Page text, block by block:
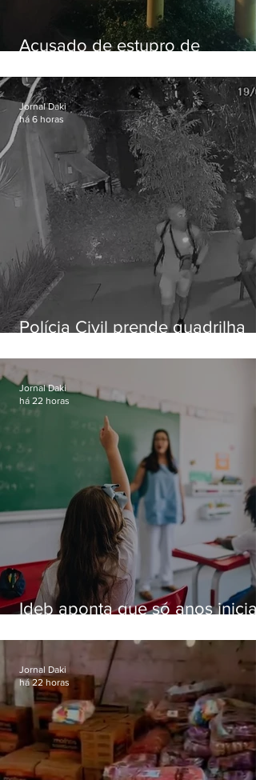
Acusado de estupro de
Polícia Civil prende quadrilha
residências de luxo no Rio
Jornal Daki
há 6 horas
Ideb aponta que só anos
educação
Jornal Daki
há 22 horas
Jornal Daki
há 22 horas